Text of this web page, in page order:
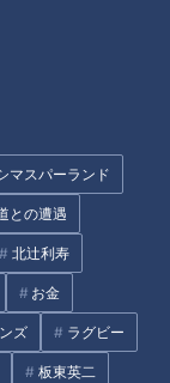
マスパーランド
との遭遇
北辻利寿
お金
ズ ラグビー
板東英二
３分クッキング】
ンターハイ優勝！